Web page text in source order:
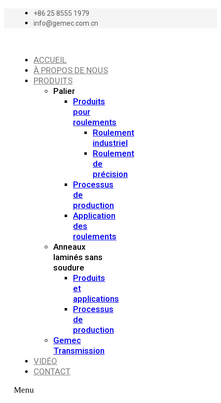
+86 25 8555 1979
info@gemec.com.cn
ACCUEIL
À PROPOS DE NOUS
PRODUITS
Palier
Produits
pour
roulements
Roulement
industriel
Roulement
de
précision
Processus
de
production
Application
des
roulements
Anneaux
laminés sans
soudure
Produits
et
applications
Processus
de
production
Gemec
Transmission
VIDÉO
CONTACT
Menu